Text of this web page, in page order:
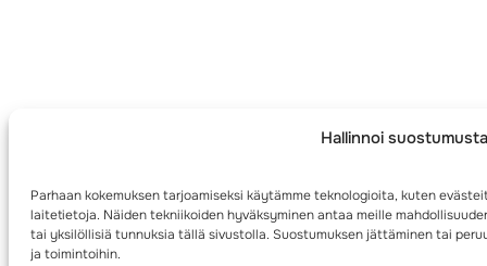
Hallinnoi suostumusta
Parhaan kokemuksen tarjoamiseksi käytämme teknologioita, kuten
laitetietoja. Näiden tekniikoiden hyväksyminen antaa meille
tai yksilöllisiä tunnuksia tällä sivustolla. Suostumuksen jättäminen tai
ja toimintoihin.